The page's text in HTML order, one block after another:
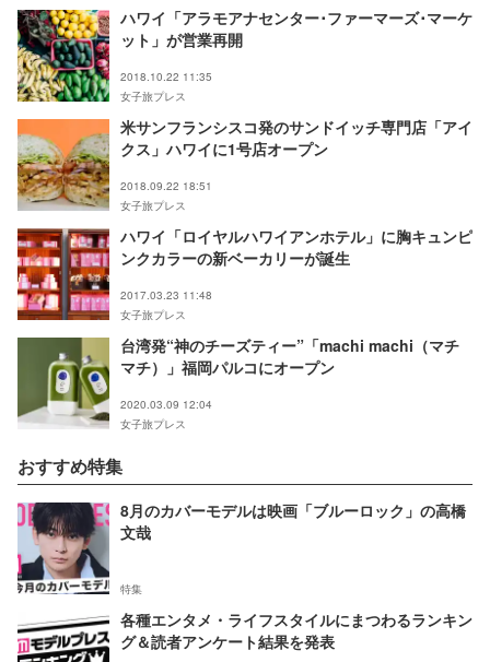
ハワイ「アラモアナセンター･ファーマーズ･マーケ
ット」が営業再開
2018.10.22 11:35
女子旅プレス
米サンフランシスコ発のサンドイッチ専門店「アイ
クス」ハワイに1号店オープン
2018.09.22 18:51
女子旅プレス
ハワイ「ロイヤルハワイアンホテル」に胸キュンピ
ンクカラーの新ベーカリーが誕生
2017.03.23 11:48
女子旅プレス
台湾発“神のチーズティー”「machi machi（マチ
マチ）」福岡パルコにオープン
2020.03.09 12:04
女子旅プレス
おすすめ特集
8月のカバーモデルは映画「ブルーロック」の高橋
文哉
特集
各種エンタメ・ライフスタイルにまつわるランキン
グ＆読者アンケート結果を発表